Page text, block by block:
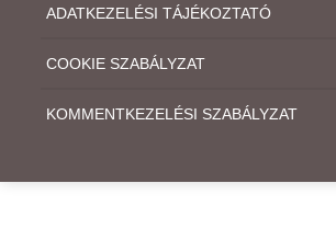
ADATKEZELÉSI TÁJÉKOZTATÓ
COOKIE SZABÁLYZAT
KOMMENTKEZELÉSI SZABÁLYZAT